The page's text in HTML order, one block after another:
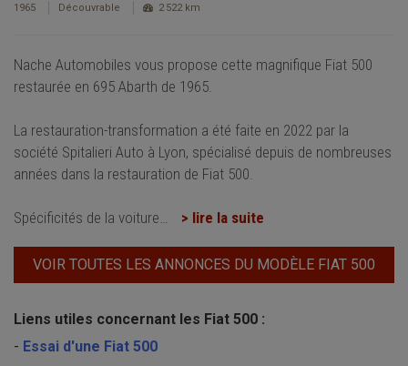
1965 Découvrable 2 522 km
Nache Automobiles vous propose cette magnifique Fiat 500
restaurée en 695 Abarth de 1965.
La restauration-transformation a été faite en 2022 par la
société Spitalieri Auto à Lyon, spécialisé depuis de nombreuses
années dans la restauration de Fiat 500.
Spécificités de la voiture > lire la suite
VOIR TOUTES LES ANNONCES DU MODÈLE FIAT 500
Liens utiles concernant les Fiat 500 :
- Essai d'une Fiat 500